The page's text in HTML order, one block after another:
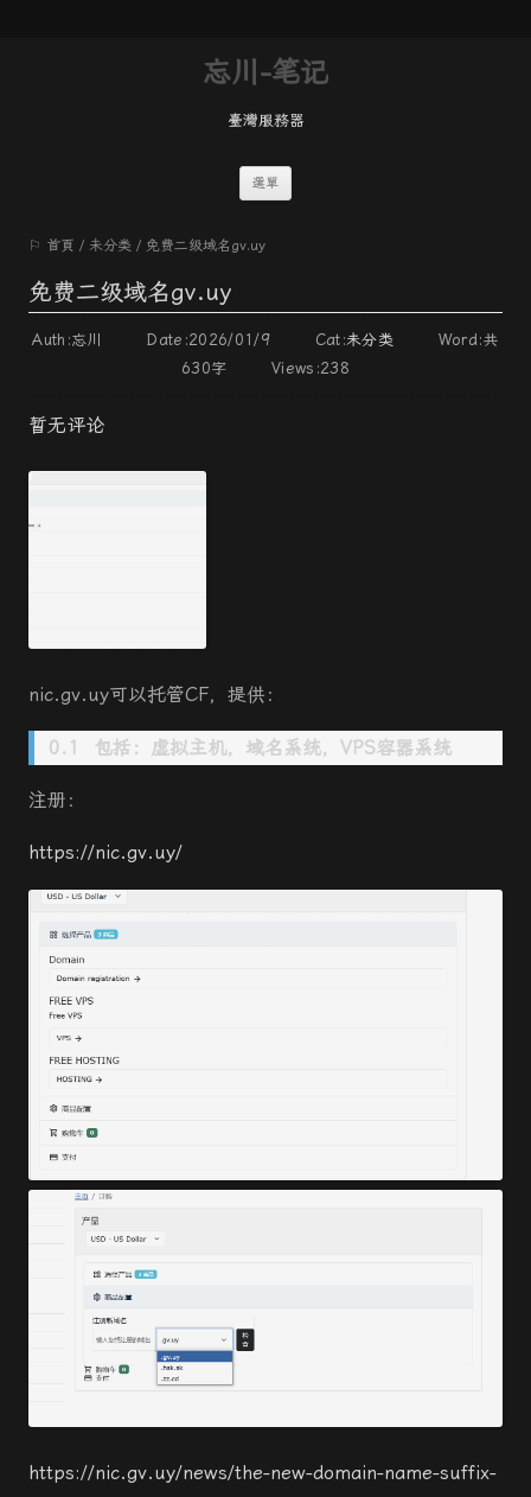
忘川-笔记
臺灣服務器
選單
⚐ 首頁 / 未分类 / 免费二级域名gv.uy
免费二级域名gv.uy
Auth:忘川 Date:2026/01/9 Cat:未分类 Word:共
630字 Views:238
暂无评论
nic.gv.uy可以托管CF，提供：
包括：虚拟主机，域名系统，VPS容器系统
注册：
https://nic.gv.uy/
https://nic.gv.uy/news/the-new-domain-name-suffix-